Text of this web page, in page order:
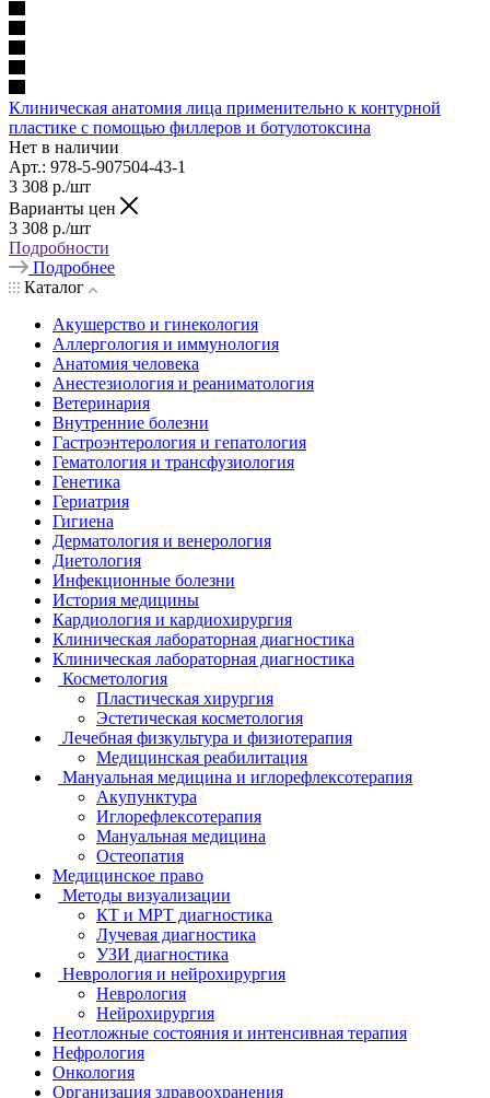
Клиническая анатомия лица применительно к контурной
пластике с помощью филлеров и ботулотоксина
Нет в наличии
Арт.: 978-5-907504-43-1
3 308 р./шт
Варианты цен
3 308 р./шт
Подробности
Подробнее
Каталог
Акушерство и гинекология
Аллергология и иммунология
Анатомия человека
Анестезиология и реаниматология
Ветеринария
Внутренние болезни
Гастроэнтерология и гепатология
Гематология и трансфузиология
Генетика
Гериатрия
Гигиена
Дерматология и венерология
Диетология
Инфекционные болезни
История медицины
Кардиология и кардиохирургия
Клиническая лабораторная диагностика
Клиническая лабораторная диагностика
Косметология
Пластическая хирургия
Эстетическая косметология
Лечебная физкультура и физиотерапия
Медицинская реабилитация
Мануальная медицина и иглорефлексотерапия
Акупунктура
Иглорефлексотерапия
Мануальная медицина
Остеопатия
Медицинское право
Методы визуализации
КТ и МРТ диагностика
Лучевая диагностика
УЗИ диагностика
Неврология и нейрохирургия
Неврология
Нейрохирургия
Неотложные состояния и интенсивная терапия
Нефрология
Онкология
Организация здравоохранения